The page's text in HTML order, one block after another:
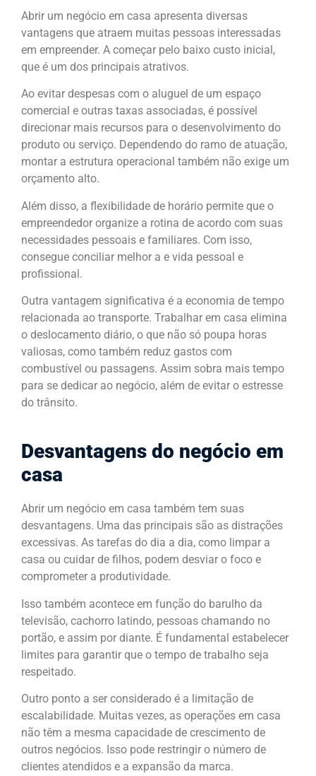
Abrir um negócio em casa apresenta diversas
vantagens que atraem muitas pessoas interessadas
em empreender. A começar pelo baixo custo inicial,
que é um dos principais atrativos.
Ao evitar despesas com o aluguel de um espaço
comercial e outras taxas associadas, é possível
direcionar mais recursos para o desenvolvimento do
produto ou serviço. Dependendo do ramo de atuação,
montar a estrutura operacional também não exige um
orçamento alto.
Além disso, a flexibilidade de horário permite que o
empreendedor organize a rotina de acordo com suas
necessidades pessoais e familiares. Com isso,
consegue conciliar melhor a e vida pessoal e
profissional.
Outra vantagem significativa é a economia de tempo
relacionada ao transporte. Trabalhar em casa elimina
o deslocamento diário, o que não só poupa horas
valiosas, como também reduz gastos com
combustível ou passagens. Assim sobra mais tempo
para se dedicar ao negócio, além de evitar o estresse
do trânsito.
Desvantagens do negócio em
casa
Abrir um negócio em casa também tem suas
desvantagens. Uma das principais são as distrações
excessivas. As tarefas do dia a dia, como limpar a
casa ou cuidar de filhos, podem desviar o foco e
comprometer a produtividade.
Isso também acontece em função do barulho da
televisão, cachorro latindo, pessoas chamando no
portão, e assim por diante. É fundamental estabelecer
limites para garantir que o tempo de trabalho seja
respeitado.
Outro ponto a ser considerado é a limitação de
escalabilidade. Muitas vezes, as operações em casa
não têm a mesma capacidade de crescimento de
outros negócios. Isso pode restringir o número de
clientes atendidos e a expansão da marca.